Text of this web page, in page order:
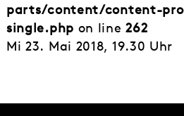
parts/content/content-
single.php on line262
Mi 23. Mai 2018, 19.30 Uhr